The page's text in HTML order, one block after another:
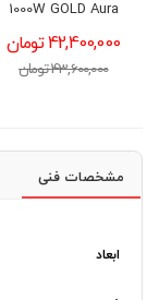
36,400,000 تومان
مشخصات فنی
ابعاد